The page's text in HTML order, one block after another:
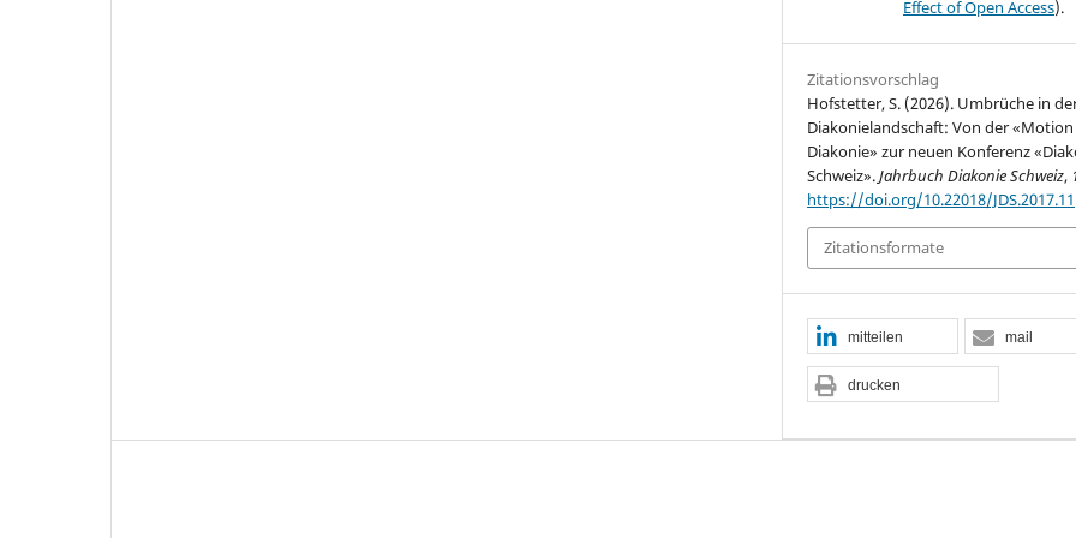
Effect of Open Access).
Zitationsvorschlag
Hofstetter, S. (2026). Umbrüche in
Diakonielandschaft: Von der «Motion
Diakonie» zur neuen Konferenz
Schweiz».Jahrbuch Diakonie Schweiz,
https://doi.org/10.22018/JDS.2017.11
Zitationsformate
mitteilen mail
drucken